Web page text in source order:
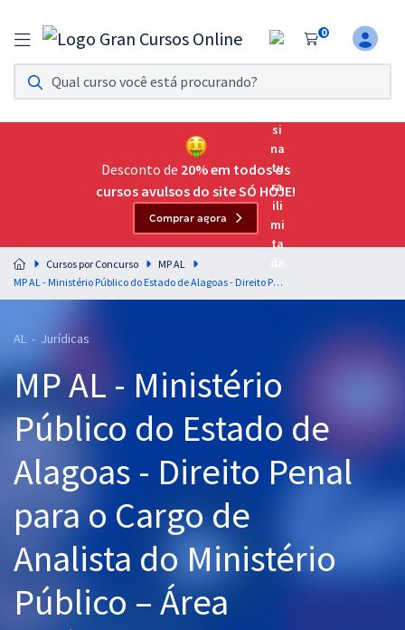
0
Assinatura Ilimitada 11
Acesso a todos os cursos. Teste grátis por 7 dias!
Assinatura OAB Até Passar
Acesso ilimitado a toda preparação para o Exame da
Residências Multiprofissionais
Preparação completa e intensiva para as principais
residências em saúde do Brasil
Cursos 20% OFF
Pós
Graduação
OAB
Mentorias
Questões grátis
Desconto de 20% em todos os
cursos avulsos do site SÓ HOJE!
Comprar agora
Cursos por Concurso
MP AL
MP AL - Ministério Público do Estado de Alagoas - Direito Penal para o Cargo de Analista do Ministério Público – Área Jurídica - Professor Érico Palazzo
AL - Jurídicas
MP AL - Ministério
Público do Estado de
Alagoas - Direito Penal
para o Cargo de
Analista do Ministério
Público – Área